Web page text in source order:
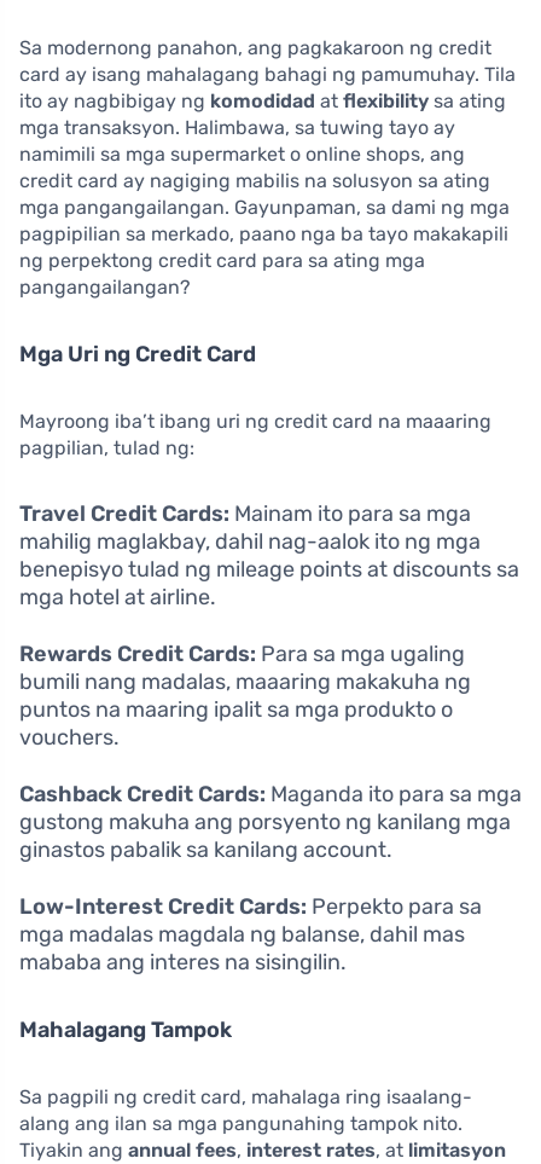
Sa modernong panahon, ang pagkakaroon ng credit
card ay isang mahalagang bahagi ng pamumuhay. Tila
ito ay nagbibigay ng komodidad at flexibility sa ating
mga transaksyon. Halimbawa, sa tuwing tayo ay
namimili sa mga supermarket o online shops, ang
credit card ay nagiging mabilis na solusyon sa ating
mga pangangailangan. Gayunpaman, sa dami ng mga
pagpipilian sa merkado, paano nga ba tayo makakapili
ng perpektong credit card para sa ating mga
pangangailangan?
Mga Uri ng Credit Card
Mayroong iba’t ibang uri ng credit card na maaaring
pagpilian, tulad ng:
Travel Credit Cards: Mainam ito para sa mga
mahilig maglakbay, dahil nag-aalok ito ng mga
benepisyo tulad ng mileage points at discounts sa
mga hotel at airline.
Rewards Credit Cards: Para sa mga ugaling
bumili nang madalas, maaaring makakuha ng
puntos na maaring ipalit sa mga produkto o
vouchers.
Cashback Credit Cards: Maganda ito para sa mga
gustong makuha ang porsyento ng kanilang mga
ginastos pabalik sa kanilang account.
Low-Interest Credit Cards: Perpekto para sa
mga madalas magdala ng balanse, dahil mas
mababa ang interes na sisingilin.
Mahalagang Tampok
Sa pagpili ng credit card, mahalaga ring isaalang-
alang ang ilan sa mga pangunahing tampok nito.
Tiyakin ang annual fees, interest rates, at limitasyon